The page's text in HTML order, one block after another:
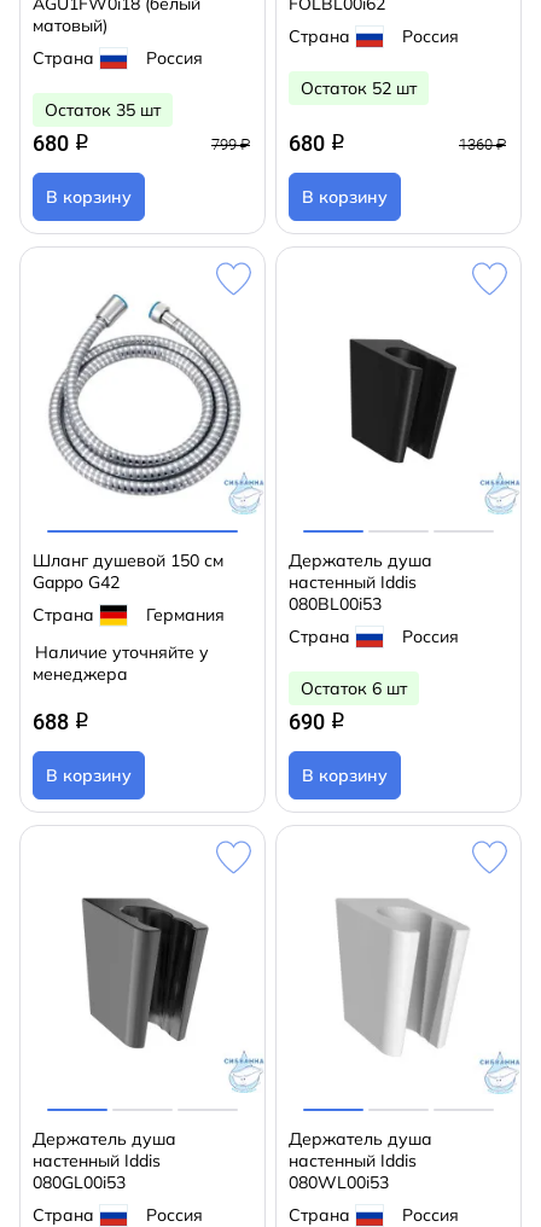
матовый)
Страна
Россия
Остаток 35 шт
680 q 799 ₽
В корзину
Страна
Россия
Остаток 52 шт
680 q 1360 ₽
В корзину
Шланг душевой 150 см
Gappo G42
Страна
Германия
Наличие уточняйте у
менеджера
688 q
В корзину
Держатель душа
настенный Iddis
080BL00i53
Страна
Россия
Остаток 6 шт
690 q
В корзину
Держатель душа
настенный Iddis
080GL00i53
Страна
Россия
Держатель душа
настенный Iddis
080WL00i53
Страна
Россия